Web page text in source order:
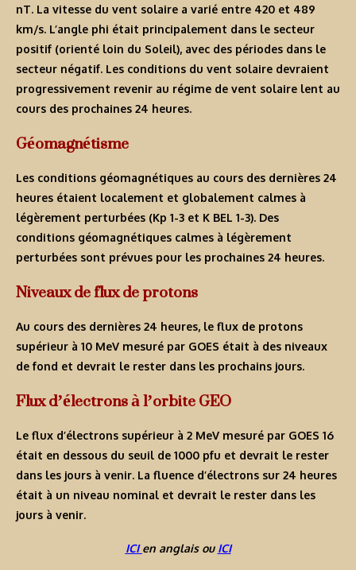
nT. La vitesse du vent solaire a varié entre 420 et 489
km/s. L’angle phi était principalement dans le secteur
positif (orienté loin du Soleil), avec des périodes dans le
secteur négatif. Les conditions du vent solaire devraient
progressivement revenir au régime de vent solaire lent au
cours des prochaines 24 heures.
Géomagnétisme
Les conditions géomagnétiques au cours des dernières 24
heures étaient localement et globalement calmes à
légèrement perturbées (Kp 1-3 et K BEL 1-3). Des
conditions géomagnétiques calmes à légèrement
perturbées sont prévues pour les prochaines 24 heures.
Niveaux de flux de protons
Au cours des dernières 24 heures, le flux de protons
supérieur à 10 MeV mesuré par GOES était à des niveaux
de fond et devrait le rester dans les prochains jours.
Flux d’électrons à l’orbite GEO
Le flux d’électrons supérieur à 2 MeV mesuré par GOES 16
était en dessous du seuil de 1000 pfu et devrait le rester
dans les jours à venir. La fluence d’électrons sur 24 heures
était à un niveau nominal et devrait le rester dans les
jours à venir.
ICIen anglais ou ICI